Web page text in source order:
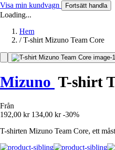
Visa min kundvagn Fortsätt handla
Loading...
Hem
/ T-shirt Mizuno Team Core
Mizuno T-shirt
Från
192,00 kr 134,00 kr -30%
T-shirten Mizuno Team Core, ett